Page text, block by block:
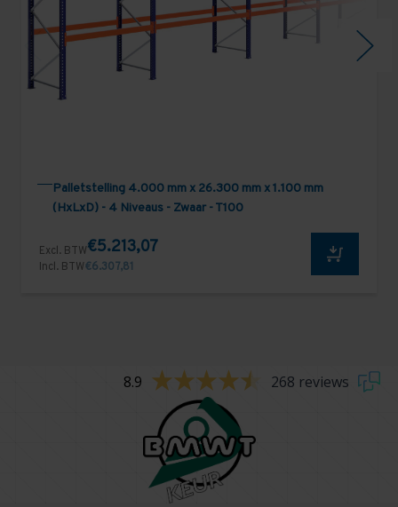
Palletstelling 4.000 mm x 26.300 mm x 1.100 mm
(HxLxD) - 4 Niveaus - Zwaar - T100
Excl. BTW€5.213,07
Incl. BTW€6.307,81
8.9 268 reviews